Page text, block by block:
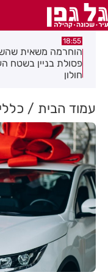
18:55
הוחרמה משאית
פסולת בניין בשטח
חולון
עמוד הבית כללי